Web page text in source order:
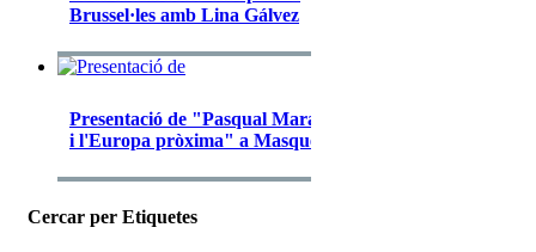
Brussel·les amb Lina Gálvez
Presentació de "Pasqual Maragall
i l'Europa pròxima" a Masquefa
Cercar per Etiquetes